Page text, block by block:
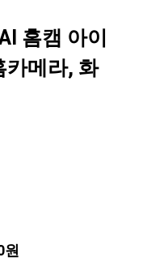
홈캠 아이
카메라, 화
원